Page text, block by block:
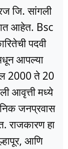
जि. सांगली
आहेत. Bsc
पदवी
आपल्या
2000 ते 20
आवृत्ती मध्ये
जनप्रवास
राजकारण हा
आणि